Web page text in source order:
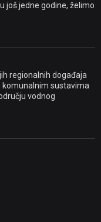
još jedne godine, želimo
regionalnih događaja
komunalnim sustavima
vodnog